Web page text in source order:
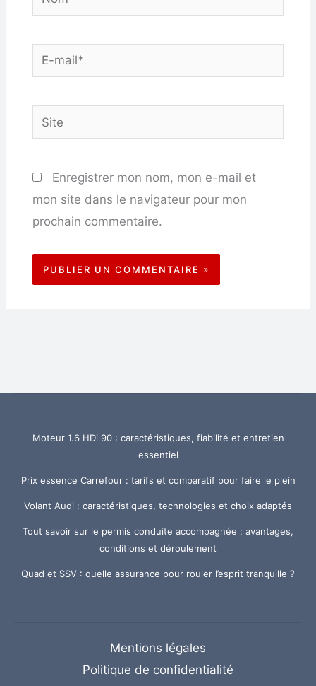
E-
mail*
Site
Enregistrer mon nom, mon e-mail et
mon site dans le navigateur pour mon
prochain commentaire.
Moteur 1.6 HDi 90 : caractéristiques, fiabilité et entretien
essentiel
Prix essence Carrefour : tarifs et comparatif pour faire le plein
Volant Audi : caractéristiques, technologies et choix adaptés
Tout savoir sur le permis conduite accompagnée : avantages,
conditions et déroulement
Quad et SSV : quelle assurance pour rouler l’esprit tranquille ?
Mentions légales
Politique de confidentialité